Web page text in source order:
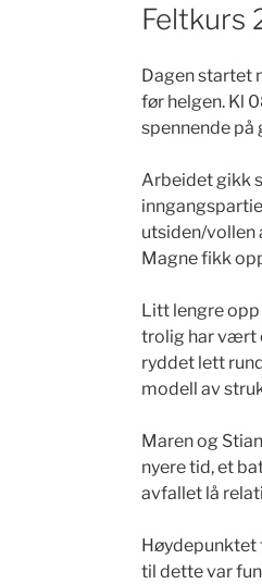
Feltkurs
Dagen startet
før helgen. Kl
spennende på
Arbeidet gikk
utsiden/vollen
Magne fikk
Litt lengre
trolig har vært
ryddet lett
modell av
Maren og
nyere tid, et
avfallet lå
Høydepunktet
til dette var